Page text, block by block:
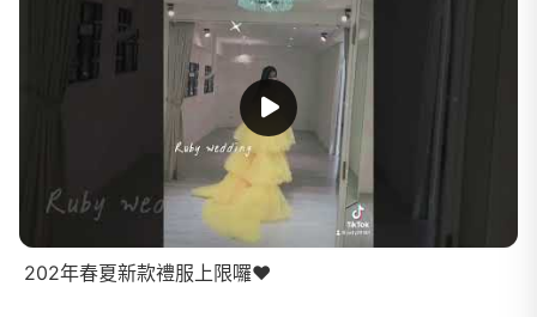
202年春夏新款禮服上限囉❤️